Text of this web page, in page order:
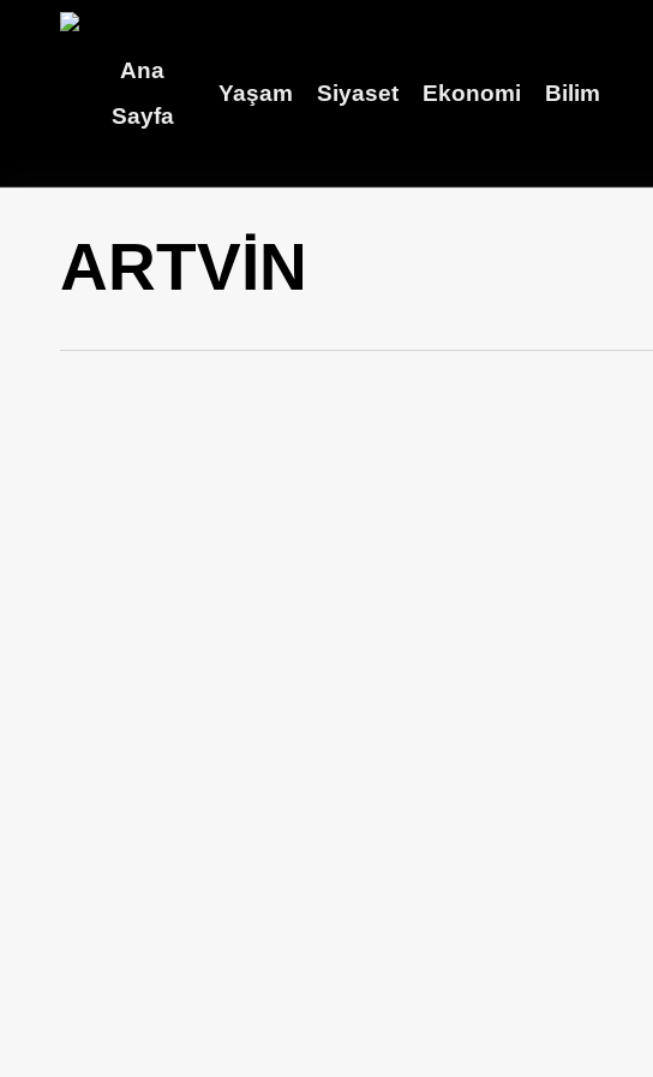
Ana
Sayfa
Yaşam Siyaset Ekonomi Bilim
ARTVİN